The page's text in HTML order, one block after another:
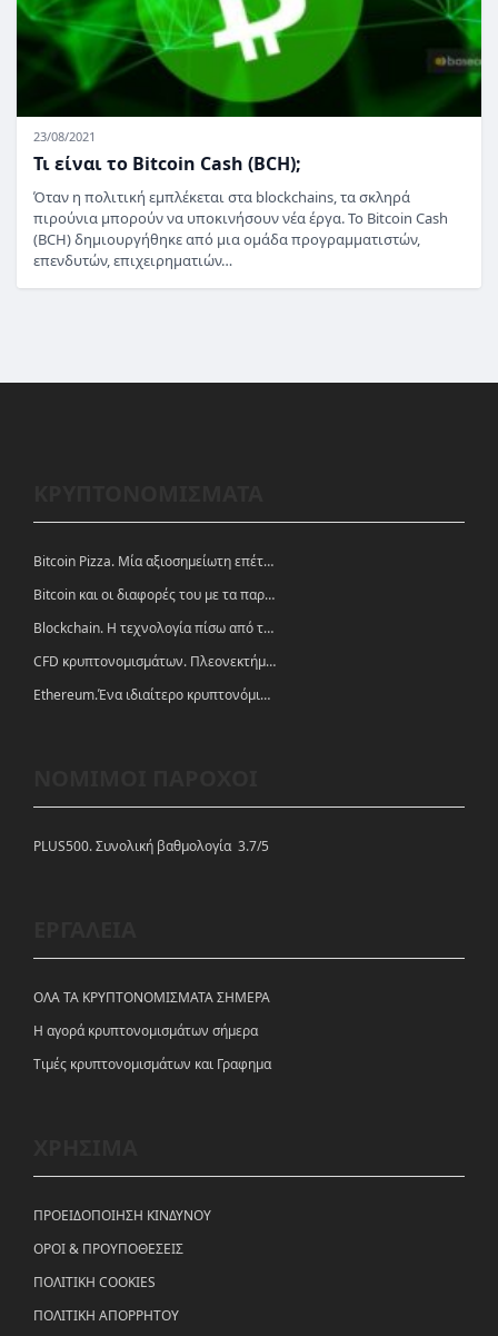
23/08/2021
Τι είναι το Bitcoin Cash (BCH);
Όταν η πολιτική εμπλέκεται στα blockchains, τα σκληρά
πιρούνια μπορούν να υποκινήσουν νέα έργα. Το Bitcoin Cash
(BCH) δημιουργήθηκε από μια ομάδα προγραμματιστών,
επενδυτών, επιχειρηματιών…
Bitcoin Pizza. Μία αξιοσημείωτη επέτειος.
Bitcoin και οι διαφορές του με τα παραδοσιακά νομίσματα
Blockchain. Η τεχνολογία πίσω από τα κρυπτονομίσματα
CFD κρυπτονομισμάτων. Πλεονεκτήματα και ευκαιρίες
Ethereum.Ένα ιδιαίτερο κρυπτονόμισμα-πλατφόρμα
PLUS500. Συνολική βαθμολογία 3.7/5
ΟΛΑ ΤΑ ΚΡΥΠΤΟΝΟΜΙΣΜΑΤΑ ΣΗΜΕΡΑ
Η αγορά κρυπτονομισμάτων σήμερα
Tιμές κρυπτονομισμάτων και Γραφημα
ΠΡΟΕΙΔΟΠΟΙΗΣΗ ΚΙΝΔΥΝΟΥ
ΟΡΟΙ & ΠΡΟΥΠΟΘΕΣΕΙΣ
ΠΟΛΙΤΙΚΗ COOKIES
ΠΟΛΙΤΙΚΗ ΑΠΟΡΡΗΤΟΥ